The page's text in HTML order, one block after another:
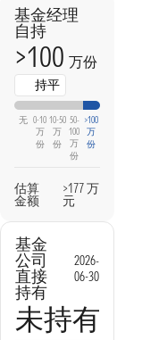
基金经理
自持
>100 万份
持平
无 0-10
万
份
10-50
万
份
50-
100
万
份
>100
万
份
估算
金额
>177 万
元
基金
公司
直接
持有
2026-
06-30
未持有